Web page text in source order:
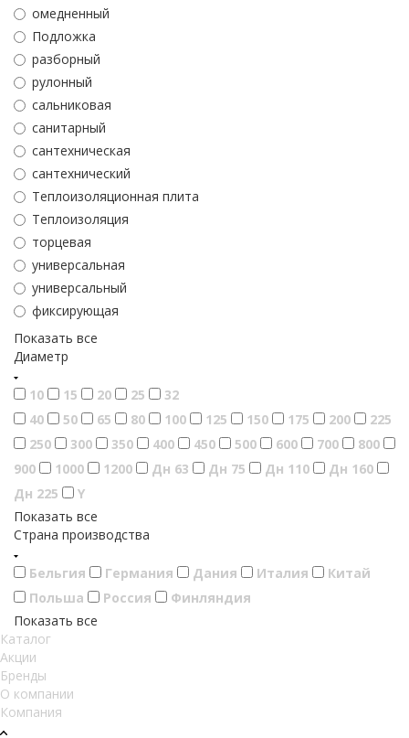
омедненный
Подложка
разборный
рулонный
сальниковая
санитарный
сантехническая
сантехнический
Теплоизоляционная плита
Теплоизоляция
торцевая
универсальная
универсальный
фиксирующая
Показать все
Диаметр
10 15 20 25
32
40
50 65 80 100 125 150 175 200
225
250
300 350 400 450 500 600 700
800
900
1000 1200 Дн 63 Дн 75 Дн 110
Дн 160
Дн 225
Y
Показать все
Страна производства
Бельгия Германия Дания Италия
Китай
Польша
Россия
Финляндия
Показать все
Каталог
Акции
Бренды
О компании
Компания